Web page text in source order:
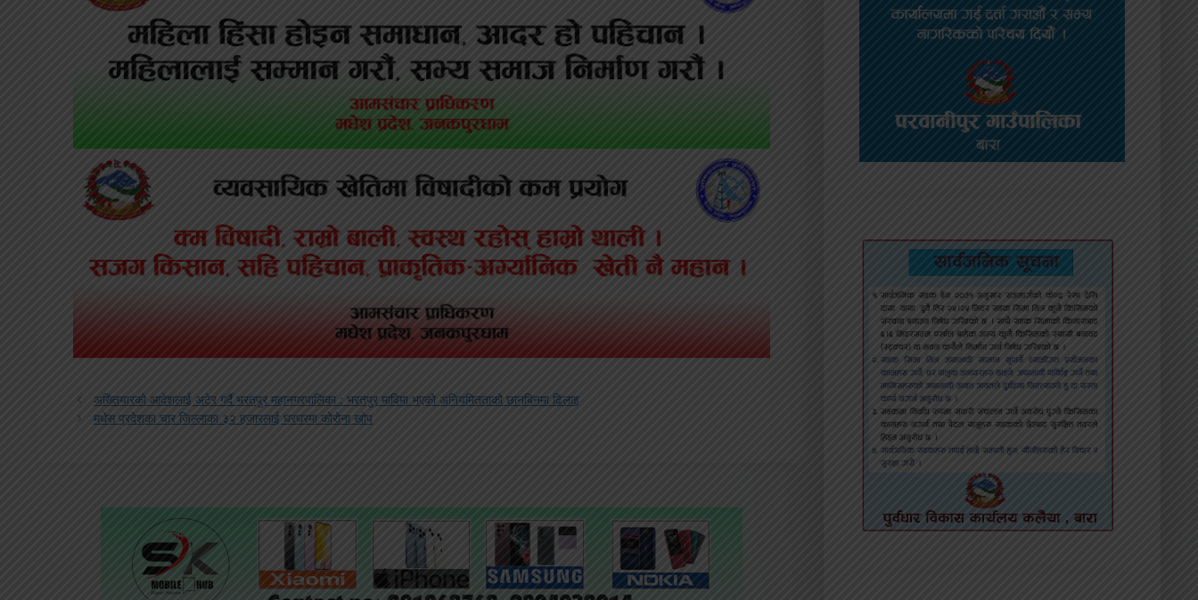
अख्तियारको आदेशलाई अटेर गर्दै भरतपुर महानगरपालिका : भरतपुर माविमा भएको अनियमितताको छानबिनमा ढिलाइ
मधेस प्रदेशका चार जिल्लाका ३२ हजारलाई घरघरमा कोरोना खोप